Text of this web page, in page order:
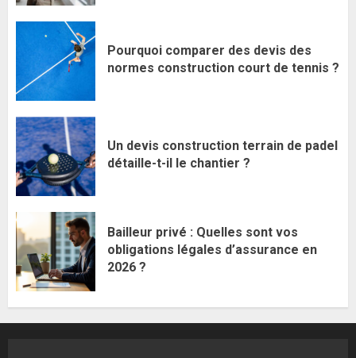
Pourquoi comparer des devis des
normes construction court de tennis ?
Un devis construction terrain de padel
détaille-t-il le chantier ?
Bailleur privé : Quelles sont vos
obligations légales d’assurance en
2026 ?